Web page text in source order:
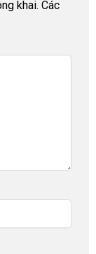
khai. Các